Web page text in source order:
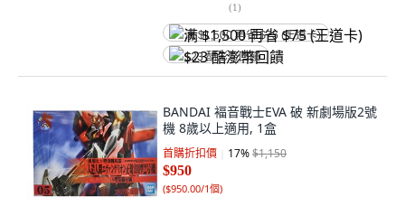
(1)
满 $1,500 再省 $75 (王道卡)
$23 酷澎幣回饋
BANDAI 褔音戰士EVA 破 新劇場版2號
機 8歲以上適用, 1盒
首購折扣價 17%$1,150
$950
($950.00/1個)